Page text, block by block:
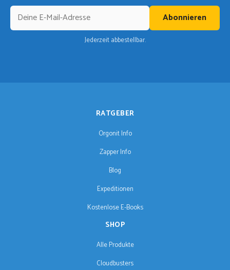
Abonnieren
Jederzeit abbestellbar.
RATGEBER
Orgonit Info
Zapper Info
Blog
Expeditionen
Kostenlose E-Books
SHOP
Alle Produkte
Cloudbusters